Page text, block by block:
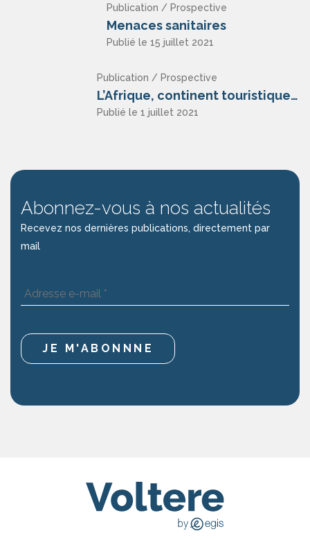
Publication / Prospective
Menaces sanitaires
Publié le 15 juillet 2021
Publication / Prospective
L’Afrique, continent touristique ?
Publié le 1 juillet 2021
Abonnez-vous à nos actualités
Recevez nos dernières publications, directement par
mail
Adresse
e-
*